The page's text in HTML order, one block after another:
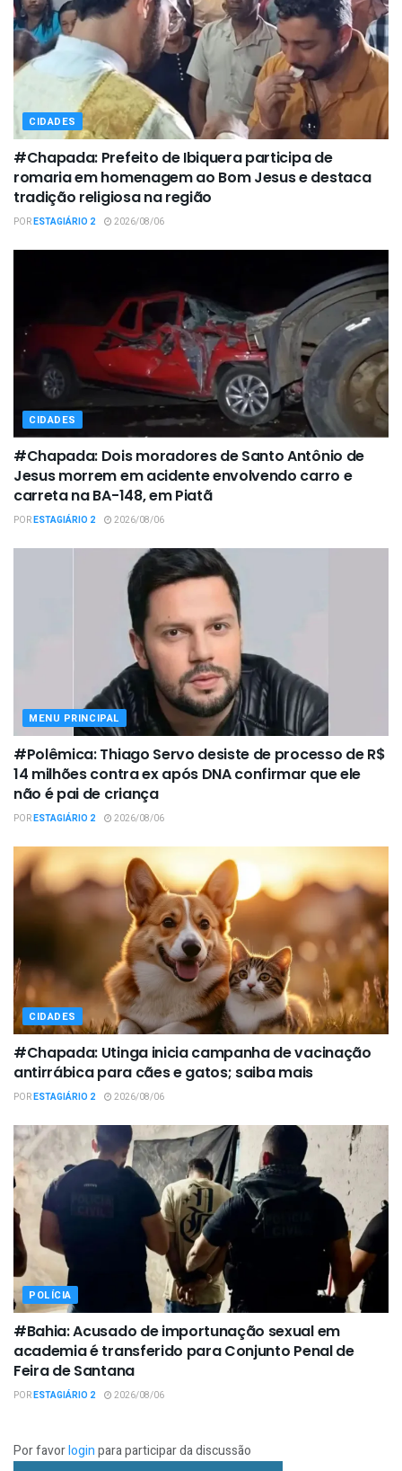
CIDADES
#Chapada: Prefeito de Ibiquera participa de
romaria em homenagem ao Bom Jesus e destaca
tradição religiosa na região
PORESTAGIÁRIO 2 2026/08/06
CIDADES
#Chapada: Dois moradores de Santo Antônio de
Jesus morrem em acidente envolvendo carro e
carreta na BA-148, em Piatã
PORESTAGIÁRIO 2 2026/08/06
MENU PRINCIPAL
#Polêmica: Thiago Servo desiste de processo de R$
14 milhões contra ex após DNA confirmar que ele
não é pai de criança
PORESTAGIÁRIO 2 2026/08/06
CIDADES
#Chapada: Utinga inicia campanha de vacinação
antirrábica para cães e gatos; saiba mais
PORESTAGIÁRIO 2 2026/08/06
POLÍCIA
#Bahia: Acusado de importunação sexual em
academia é transferido para Conjunto Penal de
Feira de Santana
PORESTAGIÁRIO 2 2026/08/06
Por favorloginpara participar da discussão